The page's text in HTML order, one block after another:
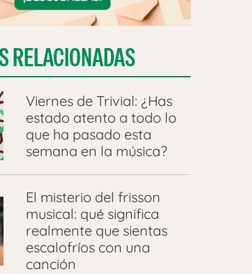
RELACIONADAS
Viernes de Trivial: ¿Has
estado atento a todo lo
que ha pasado esta
semana en la música?
El misterio del frisson
musical: qué significa
realmente que sientas
escalofríos con una
canción